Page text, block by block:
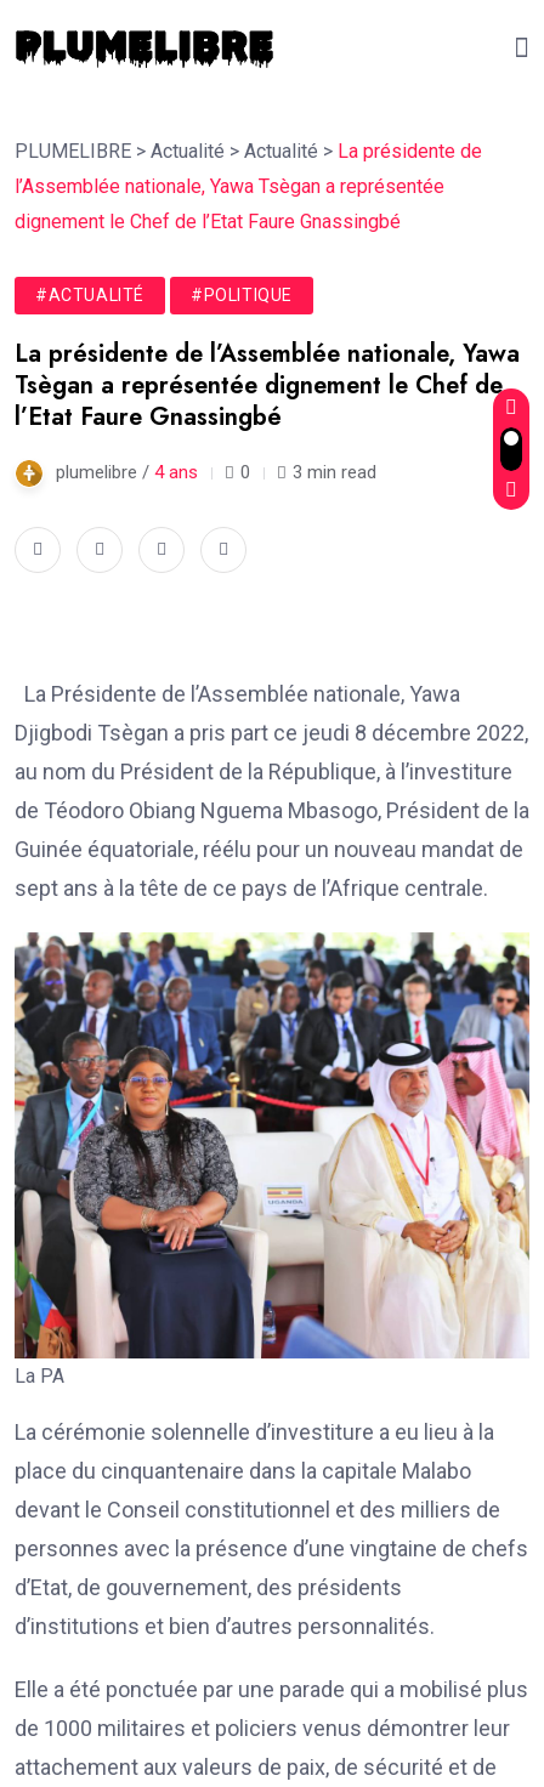
PLUMELIBRE > Actualité > Actualité > La présidente de
l’Assemblée nationale, Yawa Tsègan a représentée
dignement le Chef de l’Etat Faure Gnassingbé
#ACTUALITÉ #POLITIQUE
La présidente de l’Assemblée nationale, Yawa
Tsègan a représentée dignement le Chef de
l’Etat Faure Gnassingbé
plumelibre / 4 ans 0 3 min read
La Présidente de l’Assemblée nationale, Yawa
Djigbodi Tsègan a pris part ce jeudi 8 décembre 2022,
au nom du Président de la République, à l’investiture
de Téodoro Obiang Nguema Mbasogo, Président de la
Guinée équatoriale, réélu pour un nouveau mandat de
sept ans à la tête de ce pays de l’Afrique centrale.
La PA
La cérémonie solennelle d’investiture a eu lieu à la
place du cinquantenaire dans la capitale Malabo
devant le Conseil constitutionnel et des milliers de
personnes avec la présence d’une vingtaine de chefs
d’Etat, de gouvernement, des présidents
d’institutions et bien d’autres personnalités.
Elle a été ponctuée par une parade qui a mobilisé plus
de 1000 militaires et policiers venus démontrer leur
attachement aux valeurs de paix, de sécurité et de